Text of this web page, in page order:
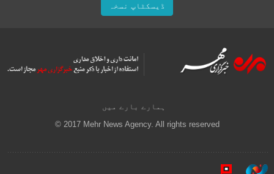
ڈیسکٹاپ نسخہ
ہمارے بارے میں
© 2017 Mehr News Agency. All rights reserved